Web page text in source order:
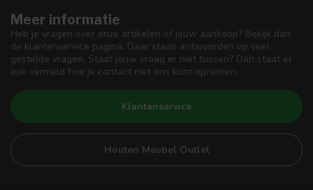
Meer informatie
Heb je vragen over onze artikelen of jouw aankoop? Bekijk dan
de klantenservice pagina. Daar staan antwoorden op veel
gestelde vragen. Staat jouw vraag er niet tussen? Dan staat er
ook vermeld hoe je contact met ons kunt opnemen.
Klantenservice
Houten Meubel Outlet